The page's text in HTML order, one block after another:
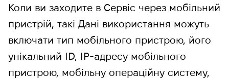
Коли ви заходите в Сервіс через мобільний
пристрій, такі Дані використання можуть
включати тип мобільного пристрою, його
унікальний ID, IP-адресу мобільного
пристрою, мобільну операційну систему,